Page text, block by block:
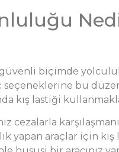
biçimde
bu
kış lastiği
cezalarla
yapan araçlar için